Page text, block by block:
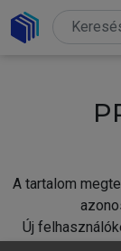
A tartalom
Új